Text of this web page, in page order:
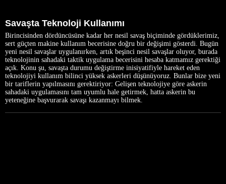
Savaşta Teknoloji Kullanımı
Birincisinden dördüncüsüne kadar her nesil savaş biçiminde gördüklerimiz,
sert güçten makine kullanım becerisine doğru bir değişimi gösterdi. Bugün
yeni nesil savaşlar uygulanırken, artık beşinci nesil savaşlar oluyor, burada
teknolojinin sahadaki taktik uygulama becerisini hesaba katmamız gerektiği
açık. Konu şu, savaşta durumu değiştirme inisiyatifiyle hareket eden
teknolojiyi kullanım bilinci yüksek askerleri düşünüyoruz. Bunlar bize yeni
bir tariflerin yapılmasını gerektiriyor: Gelişen teknolojiye göre askerin
sahadaki uygulamasını tam uyumlu hale getirmek, hatta askerin bu
yeteneğine başvurarak savaşı kazanmayı bilmek.